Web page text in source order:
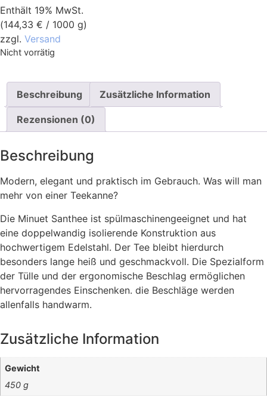
Enthält 19% MwSt.
(144,33 € / 1000 g)
zzgl. Versand
Nicht vorrätig
Beschreibung Zusätzliche Information
Rezensionen (0)
Beschreibung
Modern, elegant und praktisch im Gebrauch. Was will man
mehr von einer Teekanne?
Die Minuet Santhee ist spülmaschinengeeignet und hat
eine doppelwandig isolierende Konstruktion aus
hochwertigem Edelstahl. Der Tee bleibt hierdurch
besonders lange heiß und geschmackvoll. Die Spezialform
der Tülle und der ergonomische Beschlag ermöglichen
hervorragendes Einschenken. die Beschläge werden
allenfalls handwarm.
Zusätzliche Information
Gewicht
450 g